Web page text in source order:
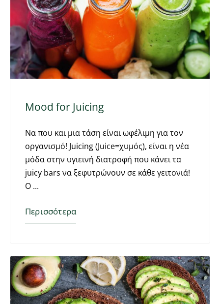
Mood for Juicing
Να που και μια τάση είναι ωφέλιμη για τον
οργανισμό! Juicing (Juice=χυμός), είναι η νέα
μόδα στην υγιεινή διατροφή που κάνει τα
juicy bars να ξεφυτρώνουν σε κάθε γειτονιά!
Ο
Περισσότερα